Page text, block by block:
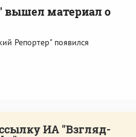
вышел материал о
Репортер" появился
ИА "Взгляд-